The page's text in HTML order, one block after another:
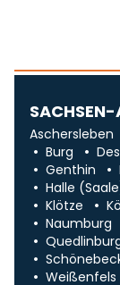
Aschersleben
Burg
Genthin
Halle
Klötze
Naumburg
Weißenfels